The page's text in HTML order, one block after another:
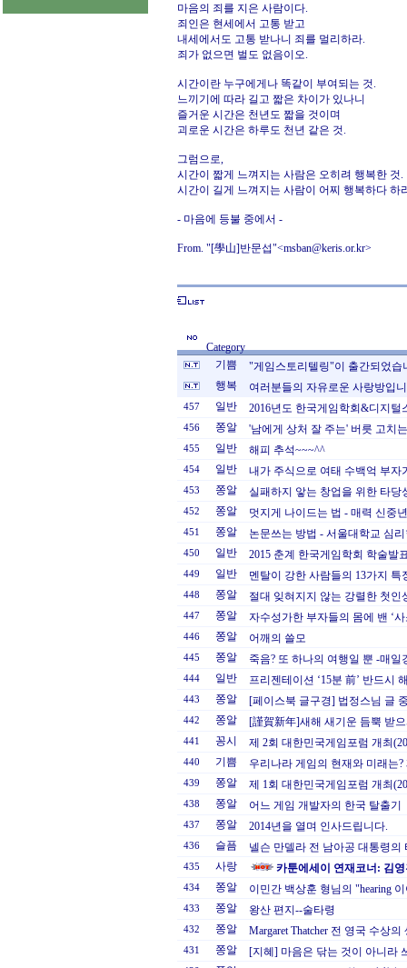
마음의 죄를 지은 사람이다.
죄인은 현세에서 고통 받고
내세에서도 고통 받나니 죄를 멀리하라.
죄가 없으면 벌도 없음이오.
시간이란 누구에게나 똑같이 부여되는 것.
느끼기에 따라 길고 짧은 차이가 있나니
즐거운 시간은 천년도 짧을 것이며
괴로운 시간은 하루도 천년 같은 것.
그럼으로,
시간이 짧게 느껴지는 사람은 오히려 행복한 것.
시간이 길게 느껴지는 사람이 어찌 행복하다 하
- 마음에 등불 중에서 -
From. "[學山]반문섭"<msban@keris.or.kr>
Category
기쁨
"게임스토리텔링"이 출간되었습
행복
여러분들의 자유로운 사랑방입
457 일반 2016년도 한국게임학회&디지
456 쫑알 '남에게 상처 잘 주는' 버릇 고치
455 일반 해피 추석~~~^^
454 일반 내가 주식으로 여태 수백억 부자
453 쫑알 실패하지 앟는 창업을 위한 타당
452 쫑알 멋지게 나이드는 법 - 매력 신중
451 쫑알 논문쓰는 방법 - 서울대학교 심
450 일반 2015 춘계 한국게임학회 학술발
449 일반 멘탈이 강한 사람들의 13가지 특
448 쫑알 절대 잊혀지지 않는 강렬한 첫
447 쫑알 자수성가한 부자들의 몸에 밴 ‘
446 쫑알 어깨의 쓸모
445 쫑알 죽음? 또 하나의 여행일 뿐 -매일
444 일반 프리젠테이션 ‘15분 前’ 반드시
443 쫑알 [페이스북 글구경] 법정스님 글
442 쫑알 [謹賀新年]새해 새기운 듬뿍 받
441 꽁시 제 2회 대한민국게임포럼 개최
440 기쁨 우리나라 게임의 현재와 미래는
439 쫑알 제 1회 대한민국게임포럼 개최
438 쫑알 어느 게임 개발자의 한국 탈출기
437 쫑알 2014년을 열며 인사드립니다.
436 슬픔 넬슨 만델라 전 남아공 대통령의
435 사랑 카툰에세이 연재코너: 김
434 쫑알 이민간 백상훈 형님의 "hearing
433 쫑알 왕산 편지--술타령
432 쫑알 Margaret Thatcher 전 영국 수상의
431 쫑알 [지혜] 마음은 닦는 것이 아니라